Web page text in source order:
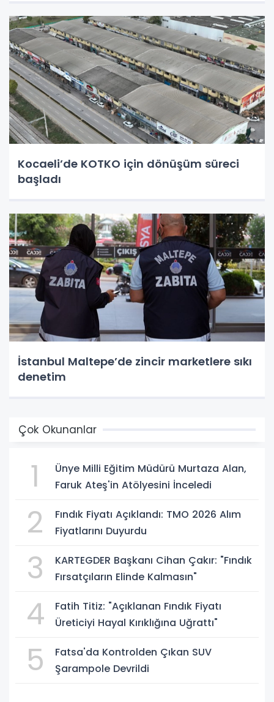
Kocaeli’de KOTKO için dönüşüm süreci
başladı
İstanbul Maltepe’de zincir marketlere sıkı
denetim
Çok Okunanlar
1
Ünye Milli Eğitim Müdürü Murtaza Alan,
Faruk Ateş'in Atölyesini İnceledi
2
Fındık Fiyatı Açıklandı: TMO 2026 Alım
Fiyatlarını Duyurdu
3
KARTEGDER Başkanı Cihan Çakır: "Fındık
Fırsatçıların Elinde Kalmasın"
4
Fatih Titiz: "Açıklanan Fındık Fiyatı
Üreticiyi Hayal Kırıklığına Uğrattı"
5
Fatsa'da Kontrolden Çıkan SUV
Şarampole Devrildi